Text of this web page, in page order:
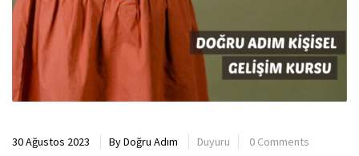
30 Ağustos 2023 ByDoğru Adım Duyuru 0 Comments